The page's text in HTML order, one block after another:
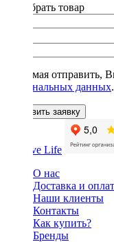
Подобрать товар
Нажимая отправить,
персональных данных.
Оставить заявку
О нас
Доставка и
Наши клиенты
Контакты
Как купить?
Бренды